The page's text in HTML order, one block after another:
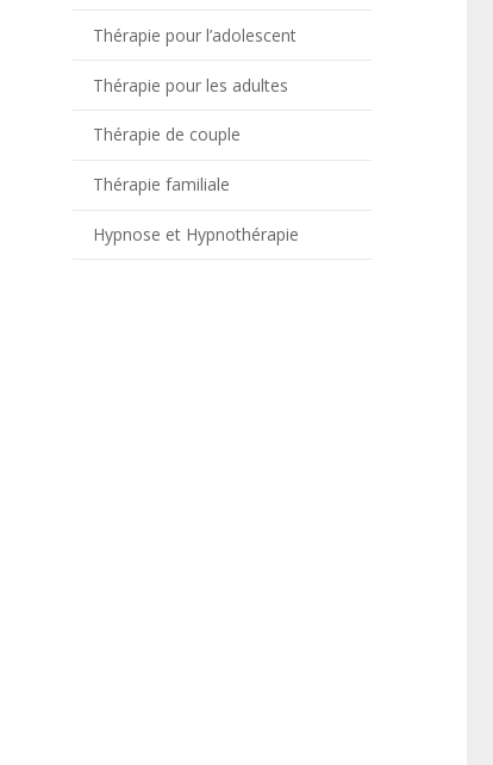
Thérapie pour l’adolescent
Thérapie pour les adultes
Thérapie de couple
Thérapie familiale
Hypnose et Hypnothérapie